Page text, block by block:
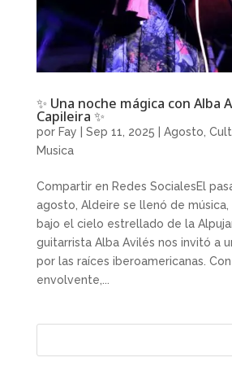
✨ Una noche mágica con Alba
Capileira ✨
por Fay | Sep 11, 2025 | Agosto
Musica
Compartir en Redes SocialesEl
agosto, Aldeire se llenó de
bajo el cielo estrellado de la
guitarrista Alba Avilés nos invitó a
por las raíces iberoamericanas.
envolvente,...